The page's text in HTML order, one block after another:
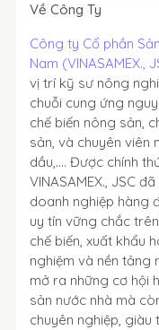
Về Công Ty
Công ty Cổ phần
Nam (VINASAMEX.,
vị trí kỹ sư nông
chuỗi cung ứng
chế biến nông sản,
sản, và chuyên viên
dầu,…. Được chính
VINASAMEX., JSC
doanh nghiệp hàng
uy tín vững chắc
chế biến, xuất khẩu
nghiệm và nền tảng
mở ra những cơ hội
sản nước nhà mà
chuyên nghiệp, giàu